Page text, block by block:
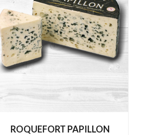
ROQUEFORT PAPILLON